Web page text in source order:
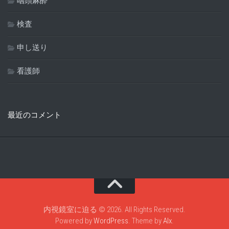
検査
申し送り
看護師
最近のコメント
内視鏡室に迫る © 2026. All Rights Reserved.
Powered byWordPress. Theme byAlx.